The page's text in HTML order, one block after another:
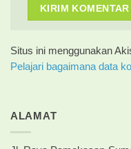
Situs ini menggunakan
Pelajari bagaimana data
ALAMAT